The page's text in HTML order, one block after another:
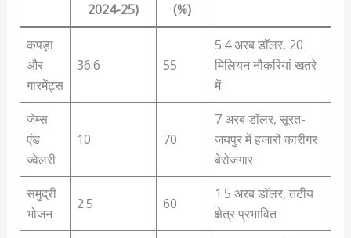
2024-25)
(%)
कपड़ा
और
गारमेंट्स
36.6 55
5.4 अरब डॉलर, 20
मिलियन नौकरियां खतरे
में
जेम्स
एंड
ज्वेलरी
10 70
7 अरब डॉलर, सूरत-
जयपुर में हजारों कारीगर
बेरोजगार
समुद्री
भोजन
2.5 60
1.5 अरब डॉलर, तटीय
क्षेत्र प्रभावित